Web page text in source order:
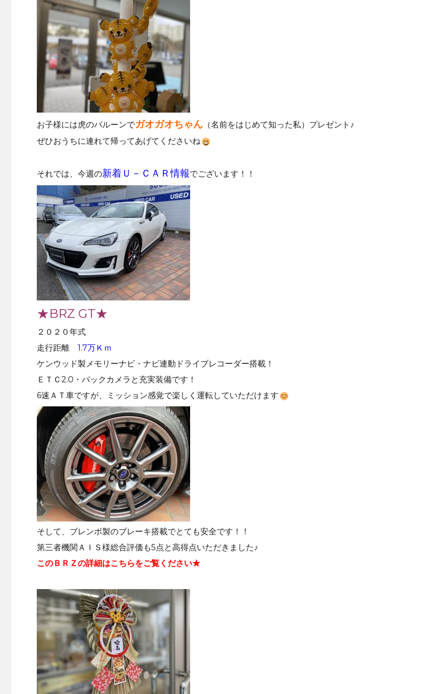
お子様には虎のバルーンでガオガオちゃん （名前をはじめて知った私）プレゼント♪
ぜひおうちに連れて帰ってあげてくださいね
それでは、今週の新着Ｕ－ＣＡＲ情報でございます！！
★BRZ GT★
２０２０年式
走行距離 1.7万Ｋｍ
ケンウッド製メモリーナビ・ナビ連動ドライブレコーダー搭載！
ＥＴＣ2.0・バックカメラと充実装備です！
6速ＡＴ車ですが、ミッション感覚で楽しく運転していただけます
そして、ブレンボ製のブレーキ搭載でとても安全です！！
第三者機関ＡＩＳ様総合評価も5点と高得点いただきました♪
このＢＲＺの詳細はこちらをご覧ください★